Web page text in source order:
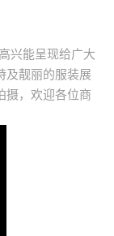
兴能呈现给广大
及靓丽的服装展
摄，欢迎各位商